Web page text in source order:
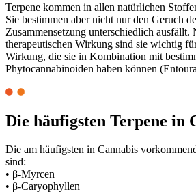
Terpene kommen in allen natürlichen
Sie bestimmen aber nicht nur den Geruch
Zusammensetzung unterschiedlich ausfällt.
therapeutischen Wirkung sind sie wichtig
Wirkung, die sie in Kombination mit
Phytocannabinoiden haben können
Die häufigsten Terpene in
Die am häufigsten in Cannabis
sind:
• β-Myrcen
• β-Caryophyllen